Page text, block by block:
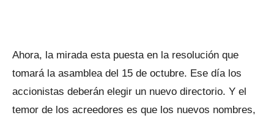
Ahora, la mirada esta puesta en la resolución que
tomará la asamblea del 15 de octubre. Ese día los
accionistas deberán elegir un nuevo directorio. Y el
temor de los acreedores es que los nuevos nombres,